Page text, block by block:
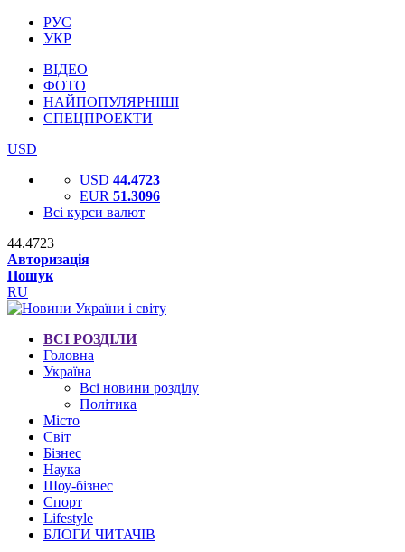
РУС
УКР
ВІДЕО
ФОТО
НАЙПОПУЛЯРНІШІ
СПЕЦПРОЕКТИ
USD
USD 44.4723
EUR 51.3096
Всі курси валют
44.4723
Авторизація
Пошук
RU
ВСІ РОЗДІЛИ
Головна
Україна
Всі новини розділу
Політика
Місто
Світ
Бізнес
Наука
Шоу-бізнес
Спорт
Lifestyle
БЛОГИ ЧИТАЧІВ